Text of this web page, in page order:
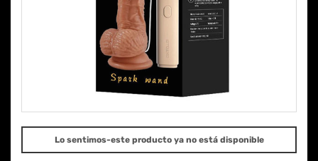
Lo sentimos-este producto ya no está disponible